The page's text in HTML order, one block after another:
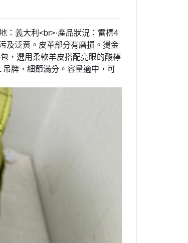
：義大利<br>·產品狀況：雷標4
及泛黃。皮革部分有磨損。燙金
，選用柔軟羊皮搭配亮眼的酸檸
牌，細節滿分。容量適中，可